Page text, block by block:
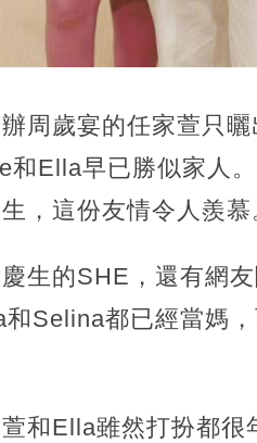
周歲宴的任家萱只
和Ella早已勝似家人
，這份友情令人羨慕
生的SHE，還有網
Selina都已經當媽
和Ella雖然打扮都